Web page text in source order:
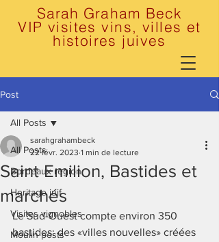
Sarah Graham Beck
VIP visites vins, villes et
histoires juives
Post
All Posts
Bordeaux region
Heritage juif
Visites vignobles
Moulin posts
All Posts
Saint Emilion, Bastides et
marchés
sarahgrahambeck
22 févr. 2023 1 min de lecture
Le Sud-Ouest compte environ 350
bastides: des «villes nouvelles» créées